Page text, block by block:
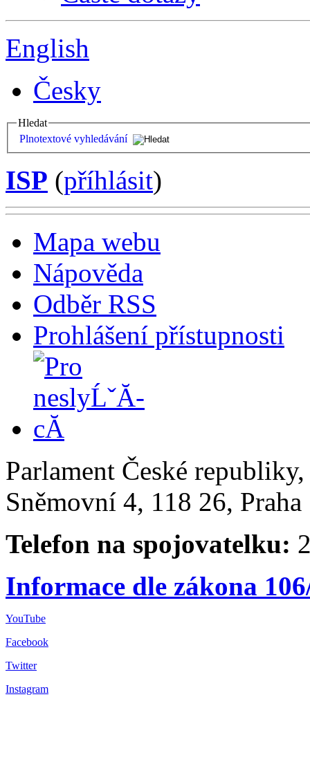
English
Česky
Hledat
Plnotextové vyhledávání
ISP (příhlásit)
Mapa webu
Nápověda
Odběr RSS
Prohlášení přístupnosti
Parlament České
Sněmovní 4, 118 26,
Telefon na spojovatelku:
Informace dle zákona
YouTube
Facebook
Twitter
Instagram